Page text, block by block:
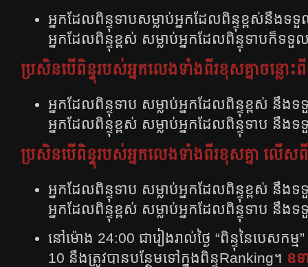
អ្នកដែលពិន្ទុទាបសម្លាប់អ្នកដែលពិន្ទុខ្ពស់នឹងទទួ
អ្នកដែលពិន្ទុខ្ពស់ សម្លាប់អ្នកដែលពិន្ទុទាបក៏ទទួល
ប្រសិនបើពិន្ទុរបស់អ្នកលេងទាំងពីរខុសគ្នាចន្លោះ
អ្នកដែលពិន្ទុទាប សម្លាប់អ្នកដែលពិន្ទុខ្ពស់ នឹង
អ្នកដែលពិន្ទុខ្ពស់ សម្លាប់អ្នកដែលពិន្ទុទាប នឹង
ប្រសិនបើពិន្ទុរបស់អ្នកលេងទាំងពីរខុសគ្នា លើស
អ្នកដែលពិន្ទុទាប សម្លាប់អ្នកដែលពិន្ទុខ្ពស់ នឹង
អ្នកដែលពិន្ទុខ្ពស់ សម្លាប់អ្នកដែលពិន្ទុទាប នឹង
នៅម៉ោង 24:00 ជារៀងរាល់ថ្ងៃ “ពិន្ទុនៃបេសក
10 នឹងត្រូវបានបន្ថែមទៅក្នុងពិន្ទុRanking។ ឧ